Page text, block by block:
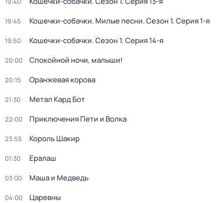
19:45 Кошечки-собачки. Милые песни. Сезон 1. Серия 1-я
19:50 Кошечки-собачки. Сезон 1. Серия 14-я
20:00 Спокойной ночи, малыши!
20:15 Оранжевая корова
21:30 Метал Кард Бот
22:00 Приключения Пети и Волка
23:55 Король Шакир
01:30 Ералаш
03:00 Маша и Медведь
04:00 Царевны